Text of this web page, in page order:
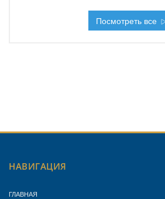
Посмотреть все
НАВИГАЦИЯ
ГЛАВНАЯ